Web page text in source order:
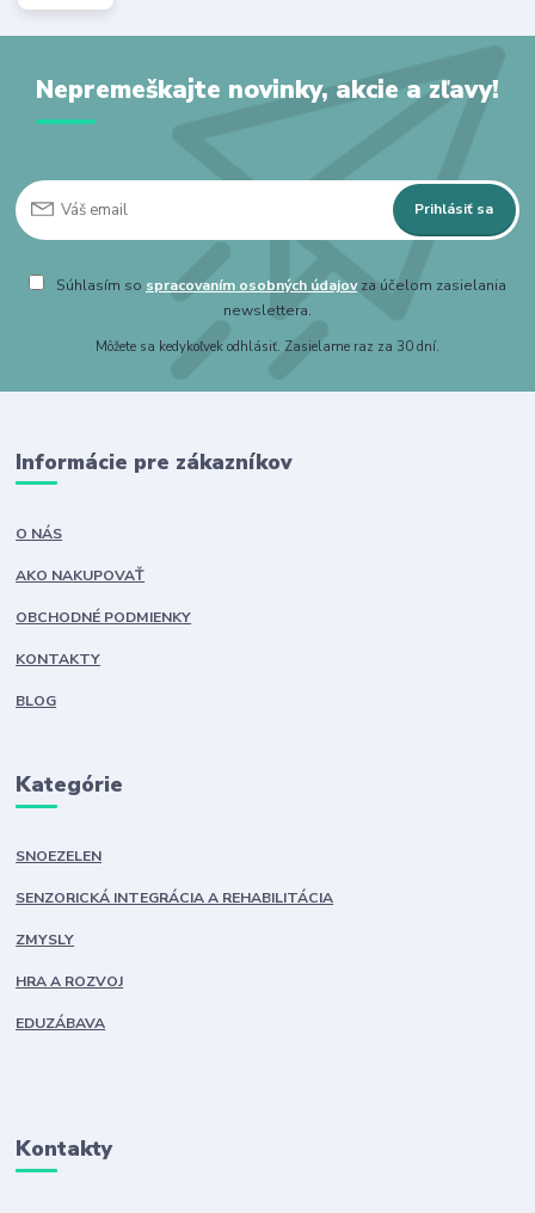
Nepremeškajte novinky, akcie a zľavy!
Prihlásiť sa
Súhlasím so spracovaním osobných údajovza účelom zasielania
newslettera.
Môžete sa kedykoľvek odhlásiť. Zasielame raz za 30 dní.
Informácie pre zákazníkov
O NÁS
AKO NAKUPOVAŤ
OBCHODNÉ PODMIENKY
KONTAKTY
BLOG
Kategórie
SNOEZELEN
SENZORICKÁ INTEGRÁCIA A REHABILITÁCIA
ZMYSLY
HRA A ROZVOJ
EDUZÁBAVA
Kontakty